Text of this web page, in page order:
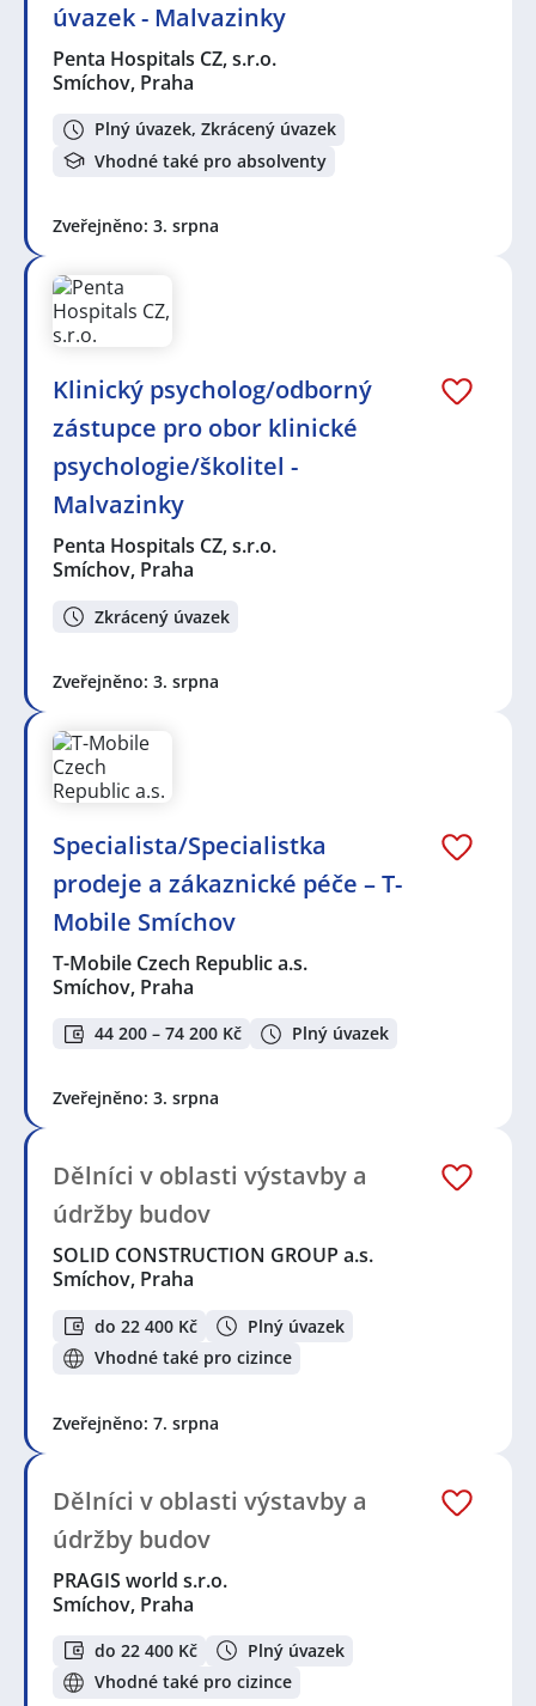
úvazek - Malvazinky
Penta Hospitals CZ, s.r.o.
Smíchov, Praha
Plný úvazek, Zkrácený úvazek
Vhodné také pro absolventy
Zveřejněno: 3. srpna
Klinický psycholog/odborný
zástupce pro obor klinické
psychologie/školitel -
Malvazinky
Penta Hospitals CZ, s.r.o.
Smíchov, Praha
Zkrácený úvazek
Zveřejněno: 3. srpna
Specialista/Specialistka
prodeje a zákaznické péče – T-
Mobile Smíchov
T-Mobile Czech Republic a.s.
Smíchov, Praha
44 200 – 74 200 Kč Plný úvazek
Zveřejněno: 3. srpna
Dělníci v oblasti výstavby a
údržby budov
SOLID CONSTRUCTION GROUP a.s.
Smíchov, Praha
do 22 400 Kč
Plný úvazek
Vhodné také pro cizince
Zveřejněno: 7. srpna
Dělníci v oblasti výstavby a
údržby budov
PRAGIS world s.r.o.
Smíchov, Praha
do 22 400 Kč
Plný úvazek
Vhodné také pro cizince